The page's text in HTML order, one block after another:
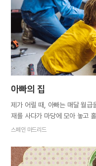
왔다 갔다 했다. 그러다 안방에
전화하고 싶었지만 고모 집 전
말했다. “보고 싶으니까…
아빠의 집
제가 어릴 때, 아빠는 매달 월급
재를 사다가 마당에 모아 놓고
에 먼지가 가득한 채 이마에 땀
왜 그토록 노력하는지 이해되
수년 동안 지어오던 집은 결국
스페인 마드리드